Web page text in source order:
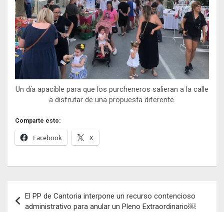
Un día apacible para que los purcheneros salieran a la calle
a disfrutar de una propuesta diferente.
Comparte esto:
Facebook X
de
El PP de Cantoria interpone un recurso contencioso
administrativo para anular un Pleno Extraordinario￼